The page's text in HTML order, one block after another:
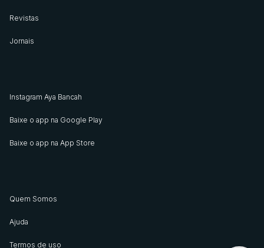
Revistas
Jornais
Instagram Aya Bancah
Baixe o app na Google Play
Baixe o app na App Store
Quem Somos
Ajuda
Termos de uso